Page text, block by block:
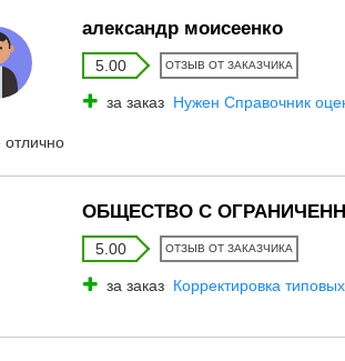
александр моисеенко
5.00 ОТЗЫВ ОТ ЗАКАЗЧИКА
за заказ Нужен Справочник
отлично
ОБЩЕСТВО С
5.00 ОТЗЫВ ОТ ЗАКАЗЧИКА
за заказ Корректировка